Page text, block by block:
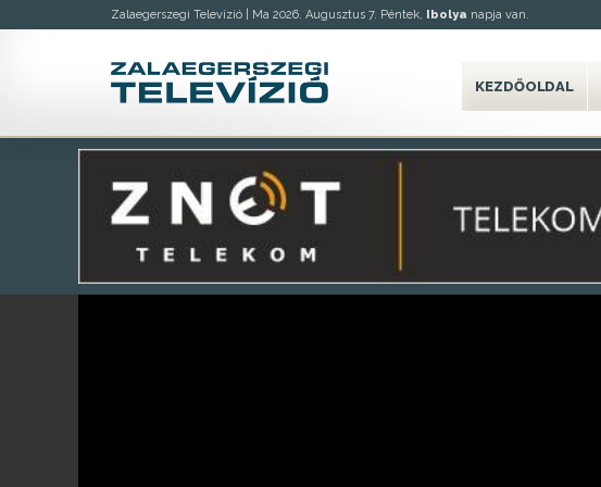
Zalaegerszegi Televízió | Ma 2026. Augusztus 7. Péntek, Ibolya napja van.
KEZDŐOLDAL